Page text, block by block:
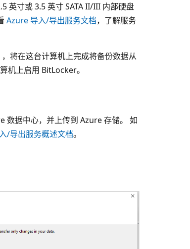
英寸或 3.5 英寸 SATA II/III 内部硬盘
Azure 导入/导出服务文档，了解服务
将在这台计算机上完成将备份数据从
机上启用 BitLocker。
数据中心，并上传到 Azure 存储。 如
/导出服务概述文档。